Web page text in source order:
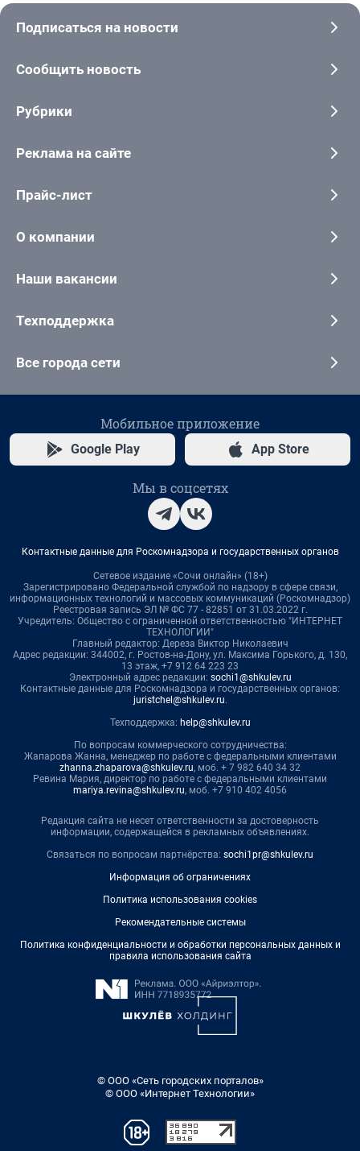
Подписаться на новости
Сообщить новость
Рубрики
Реклама на сайте
Прайс-лист
О компании
Наши вакансии
Техподдержка
Все города сети
Мобильное приложение
Google Play App Store
Мы в соцсетях
Контактные данные для Роскомнадзора и государственных органов
Сетевое издание «Сочи онлайн» (18+)
Зарегистрировано Федеральной службой по надзору в сфере связи,
информационных технологий и массовых коммуникаций (Роскомнадзор)
Реестровая запись ЭЛ № ФС 77 - 82851 от 31.03.2022 г.
Учредитель: Общество с ограниченной ответственностью "ИНТЕРНЕТ
ТЕХНОЛОГИИ"
Главный редактор: Дереза Виктор Николаевич
Адрес редакции: 344002, г. Ростов-на-Дону, ул. Максима Горького, д. 130,
13 этаж, +7 912 64 223 23
Электронный адрес редакции: sochi1@shkulev.ru
Контактные данные для Роскомнадзора и государственных органов:
juristchel@shkulev.ru.
Техподдержка: help@shkulev.ru
По вопросам коммерческого сотрудничества:
Жапарова Жанна, менеджер по работе с федеральными клиентами
zhanna.zhaparova@shkulev.ru, моб. + 7 982 640 34 32
Ревина Мария, директор по работе с федеральными клиентами
mariya.revina@shkulev.ru, моб. +7 910 402 4056
Редакция сайта не несет ответственности за достоверность
информации, содержащейся в рекламных объявлениях.
Связаться по вопросам партнёрства: sochi1pr@shkulev.ru
Информация об ограничениях
Политика использования cookies
Рекомендательные системы
Политика конфиденциальности и обработки персональных данных и
правила использования сайта
© ООО «Сеть городских порталов»
© ООО «Интернет Технологии»